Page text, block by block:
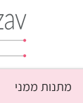
מתנות ממני